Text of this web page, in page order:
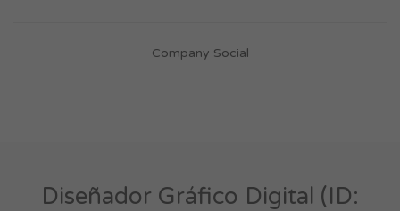
Company Social
Diseñador Gráfico Digital (ID: